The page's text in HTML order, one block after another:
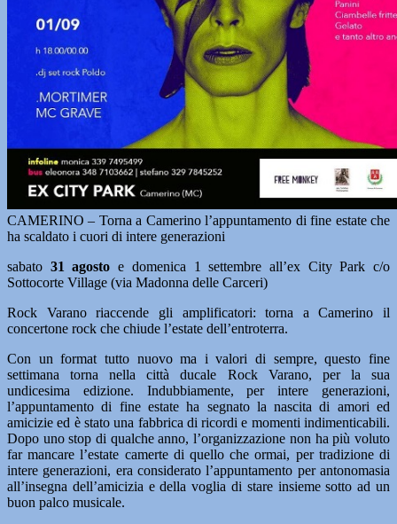
CAMERINO – Torna a Camerino l’appuntamento di fine estate che
ha scaldato i cuori di intere generazioni
sabato 31 agosto e domenica 1 settembre all’ex City Park c/o
Sottocorte Village (via Madonna delle Carceri)
Rock Varano riaccende gli amplificatori: torna a Camerino il
concertone rock che chiude l’estate dell’entroterra.
Con un format tutto nuovo ma i valori di sempre, questo fine
settimana torna nella città ducale Rock Varano, per la sua
undicesima edizione. Indubbiamente, per intere generazioni,
l’appuntamento di fine estate ha segnato la nascita di amori ed
amicizie ed è stato una fabbrica di ricordi e momenti indimenticabili.
Dopo uno stop di qualche anno, l’organizzazione non ha più voluto
far mancare l’estate camerte di quello che ormai, per tradizione di
intere generazioni, era considerato l’appuntamento per antonomasia
all’insegna dell’amicizia e della voglia di stare insieme sotto ad un
buon palco musicale.